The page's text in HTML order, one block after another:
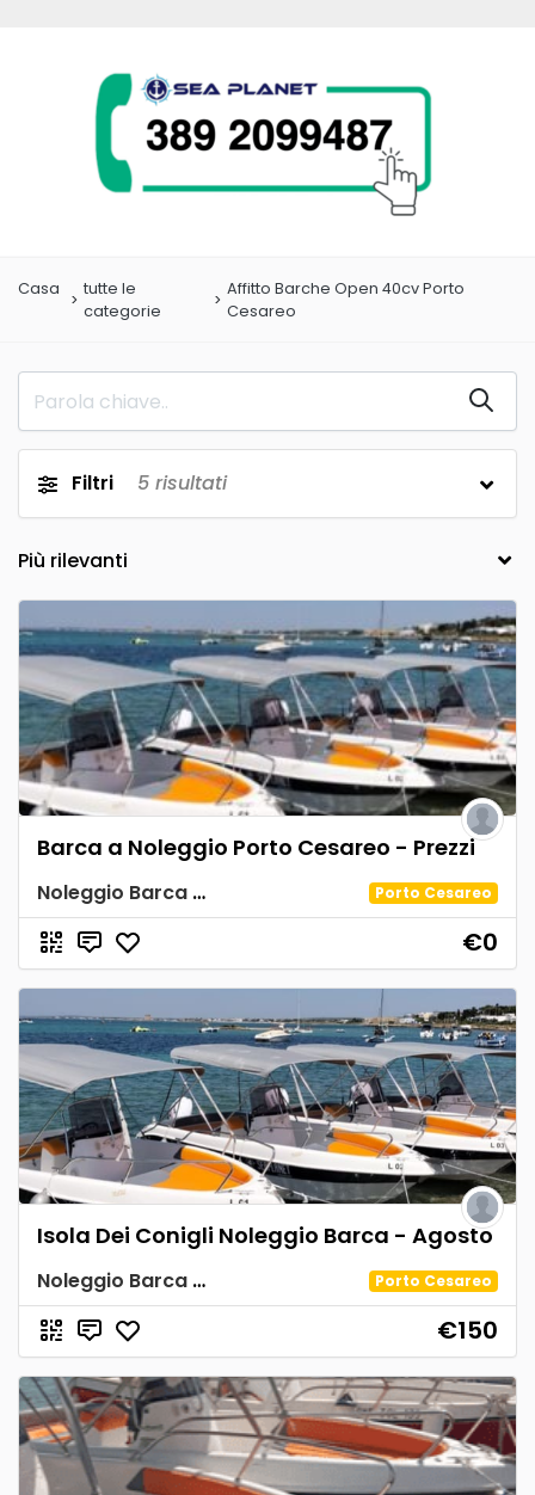
Casa
tutte le
categorie
Affitto Barche Open 40cv Porto
Cesareo
Filtri 5 risultati
Barca a Noleggio Porto Cesareo - Prezzi
Noleggio Barca Spiaggia Tabù Porto Cesareo
€0
Isola Dei Conigli Noleggio Barca - Agosto
Noleggio Barca Spiaggia Tabù Porto Cesareo
€150